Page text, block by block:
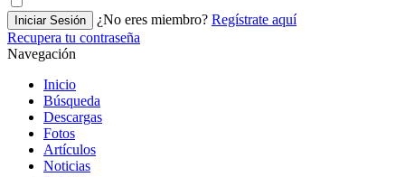
Iniciar Sesión ¿No eres miembro? Regístrate aquí
Recupera tu contraseña
Navegación
Inicio
Búsqueda
Descargas
Fotos
Artículos
Noticias